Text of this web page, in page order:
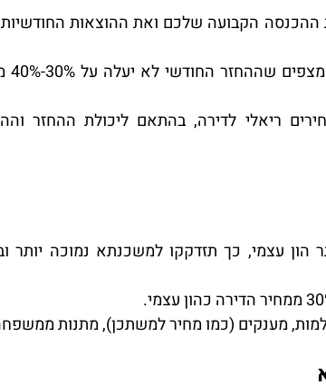
מענקים (כמו מחיר למשתכן), מתנות